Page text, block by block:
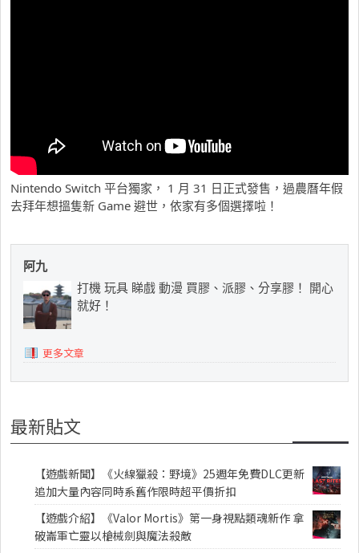
Nintendo Switch 平台獨家， 1 月 31 日正式發售，過農曆年假
去拜年想搵隻新 Game 避世，依家有多個選擇啦！
阿九
打機 玩具 睇戲 動漫 買膠、派膠、分享膠！ 開心
就好！
更多文章
最新貼文
【遊戲新聞】《火線獵殺：野境》25週年免費DLC更新
追加大量內容同時系舊作限時超平價折扣
【遊戲介紹】《Valor Mortis》第一身視點類魂新作 拿
破崙軍亡靈以槍械劍與魔法殺敵